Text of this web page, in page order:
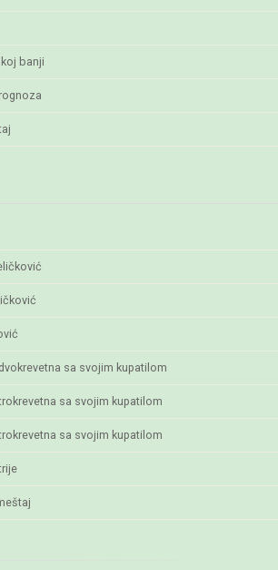
banji
sa svojim kupatilom
sa svojim kupatilom
sa svojim kupatilom